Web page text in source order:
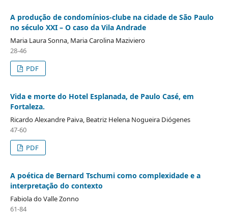
A produção de condomínios-clube na cidade de São Paulo
no século XXI – O caso da Vila Andrade
Maria Laura Sonna, Maria Carolina Maziviero
28-46
PDF
Vida e morte do Hotel Esplanada, de Paulo Casé, em
Fortaleza.
Ricardo Alexandre Paiva, Beatriz Helena Nogueira Diógenes
47-60
PDF
A poética de Bernard Tschumi como complexidade e a
interpretação do contexto
Fabiola do Valle Zonno
61-84